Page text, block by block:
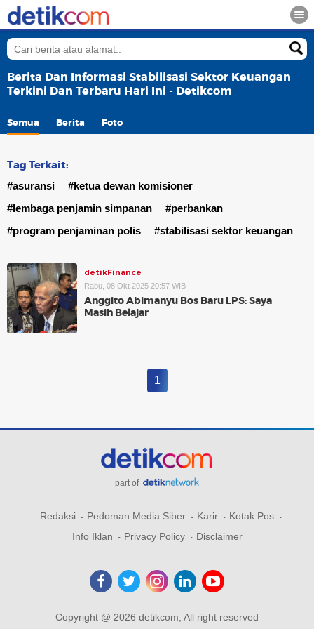
Berita Dan Informasi Stabilisasi Sektor Keuangan
Terkini Dan Terbaru Hari Ini - Detikcom
Semua Berita Foto
Tag Terkait:
#asuransi
#ketua dewan komisioner
#lembaga penjamin simpanan
#perbankan
#program penjaminan polis
#stabilisasi sektor keuangan
detikFinance
Rabu, 08 Okt 2025 20:57 WIB
Anggito Abimanyu Bos Baru LPS: Saya
Masih Belajar
1
part of
Redaksi Pedoman Media Siber Karir
Kotak Pos
Info Iklan
Privacy Policy Disclaimer
Copyright @ 2026 detikcom, All right reserved